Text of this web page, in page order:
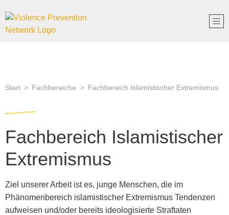
Start Fachbereiche Fachbereich Islamistischer Extremismus
Fachbereich Islamistischer
Extremismus
Ziel unserer Arbeit ist es, junge Menschen, die im
Phänomenbereich islamistischer Extremismus Tendenzen
aufweisen und/oder bereits ideologisierte Straftaten